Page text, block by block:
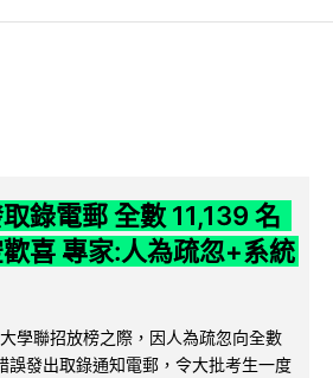
錄電郵 全數 11,139 名
喜 專家:人為疏忽+系統
學聯招放榜之際，因人為疏忽向全數
誤發出取錄通知電郵，令大批考生一度